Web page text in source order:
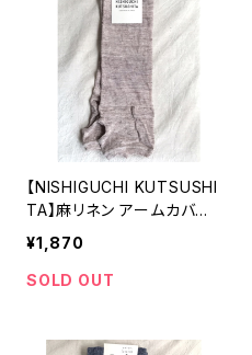
【NISHIGUCHI KUTSUSHI
TA】麻リネン アームカバー
ショート ホワイトブラウン U
Vカット日除け 冷房対策 日
本製【ニシグチクツシタ】
¥1,870
SOLD OUT